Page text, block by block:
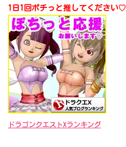
1日1回ポチっと推してください♡
ドラゴンクエストXランキング